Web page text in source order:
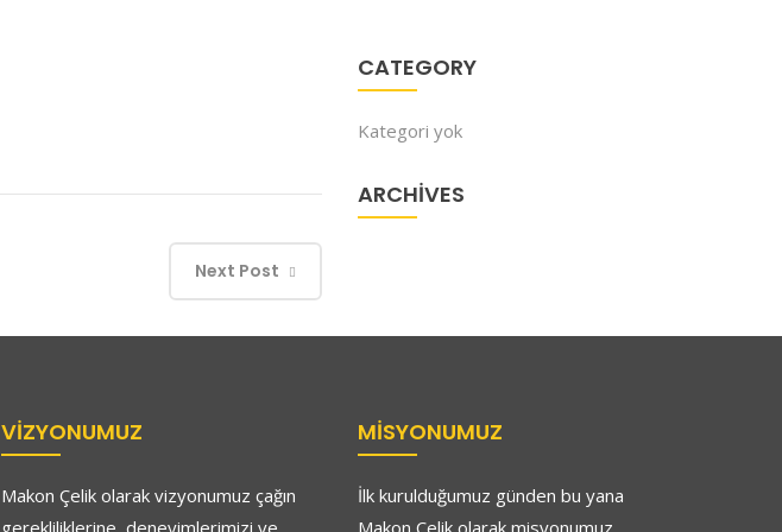
Next Post
CATEGORY
Kategori yok
ARCHIVES
VIZYONUMUZ
Makon Çelik olarak vizyonumuz çağın
gerekliliklerine, deneyimlerimizi ve
MISYONUMUZ
İlk kurulduğumuz günden bu yana
Makon Çelik olarak misyonumuz,